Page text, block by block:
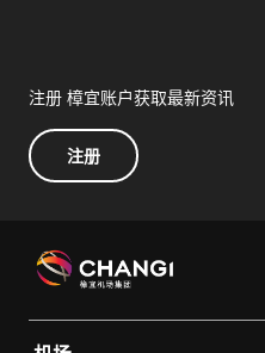
注册 樟宜账户获取最新资讯
注册